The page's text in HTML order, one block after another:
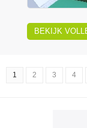
BEKIJK
1 2 3 4